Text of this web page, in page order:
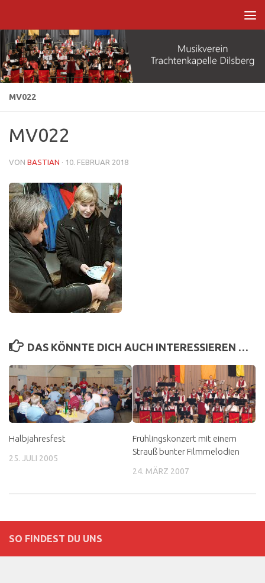
MV022
MV022
VON BASTIAN · 10. FEBRUAR 2018
DAS KÖNNTE DICH AUCH INTERESSIEREN …
Halbjahresfest
25. JULI 2005
Frühlingskonzert mit einem
Strauß bunter Filmmelodien
24. MÄRZ 2007
SO FINDEST DU UNS